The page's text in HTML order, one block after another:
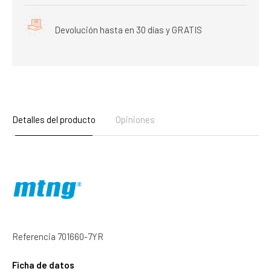
Devolución hasta en 30 días y GRATIS
Detalles del producto Opiniones
Referencia 701660-7YR
Ficha de datos